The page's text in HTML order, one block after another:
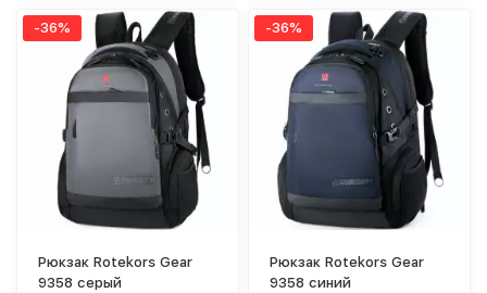
-36%
Рюкзак Rotekors Gear
9358 серый
-36%
Рюкзак Rotekors Gear
9358 синий